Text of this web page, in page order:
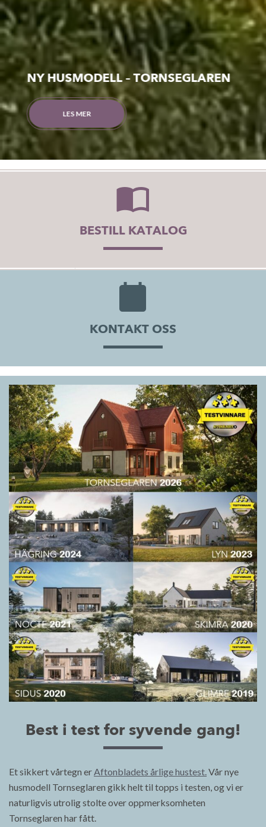
– TORNSEGLAREN
NYE MINIHUS!
Små hus med
SE VÅRE MINIHUS
BESTILL KATALOG
KONTAKT OSS
Best i test for syvende gang!
Et sikkert vårtegn erAftonbladets årlige hustest.Vår nye
husmodell Tornseglaren gikk helt til topps i testen, og vi er
naturligvis utrolig stolte over oppmerksomheten
Tornseglaren har fått.